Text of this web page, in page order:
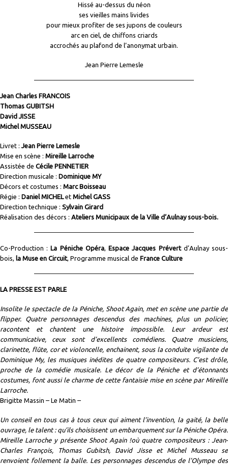
Hissé au-dessus du néon
ses vieilles mains livides
pour mieux profiter de ses jupons de couleurs
arc en ciel, de chiffons criards
accrochés au plafond de l’anonymat urbain.
Jean Pierre Lemesle
Jean Charles FRANCOIS
Thomas GUBITSH
David JISSE
Michel MUSSEAU
Livret :Jean Pierre Lemesle
Mise en scène : Mireille Larroche
Assistée de Cécile PENNETIER
Direction musicale : Dominique MY
Décors et costumes : Marc Boisseau
Régie : Daniel MICHELet Michel GASS
Direction technique : Sylvain Girard
Réalisation des décors : Ateliers Municipaux de la Ville d’Aulnay sous-bois.
Co-Production :La Péniche Opéra,Espace Jacques Prévertd’Aulnay sous-
bois, la Muse en Circuit, Programme musical de France Culture
LA PRESSE EST PARLE
Insolite le spectacle de la Péniche, Shoot Again, met en scène une partie de
flipper. Quatre personnages descendus des machines, plus un policier,
racontent et chantent une histoire impossible. Leur ardeur est
communicative, ceux sont d’excellents comédiens. Quatre musiciens,
clarinette, flûte, cor et violoncelle, enchainent, sous la conduite vigilante de
Dominique My, les musiques inédites de quatre compositeurs. C’est drôle,
proche de la comédie musicale. Le décor de la Péniche et d’étonnants
costumes, font aussi le charme de cette fantaisie mise en scène par Mireille
Larroche.
Brigitte Massin – Le Matin –
Un conseil en tous cas à tous ceux qui aiment l’invention, la gaité, la belle
ouvrage, le talent : qu’ils choisissent un embarquement sur la Péniche Opéra.
Mireille Larroche y présente Shoot Again !où quatre compositeurs : Jean-
Charles François, Thomas Gubitsh, David Jisse et Michel Musseau se
renvoient follement la balle. Les personnages descendus de l’Olympe des